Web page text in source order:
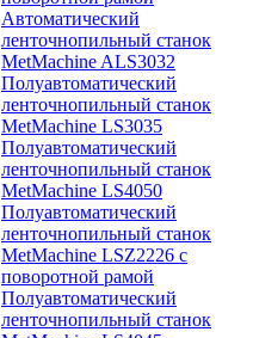
Автоматический
ленточнопильный станок
MetMachine ALS3032
Полуавтоматический
ленточнопильный станок
MetMachine LS3035
Полуавтоматический
ленточнопильный станок
MetMachine LS4050
Полуавтоматический
ленточнопильный станок
MetMachine LSZ2226 с
поворотной рамой
Полуавтоматический
ленточнопильный станок